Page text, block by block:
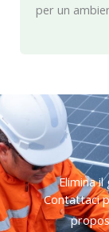
per un
Elimina
Contattaci